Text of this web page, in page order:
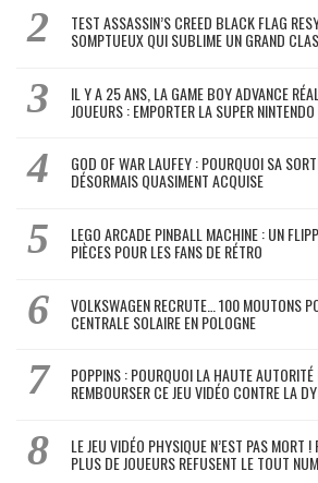
TEST ASSASSIN’S CREED BLACK FLAG
SOMPTUEUX QUI SUBLIME UN GRAND
IL Y A 25 ANS, LA GAME BOY ADVANCE
JOUEURS : EMPORTER LA SUPER
GOD OF WAR LAUFEY : POURQUOI SA
DÉSORMAIS QUASIMENT ACQUISE
LEGO ARCADE PINBALL MACHINE : UN
PIÈCES POUR LES FANS DE RÉTRO
VOLKSWAGEN RECRUTE… 100 MOUTONS
CENTRALE SOLAIRE EN POLOGNE
POPPINS : POURQUOI LA HAUTE AUTORITÉ
REMBOURSER CE JEU VIDÉO CONTRE LA
LE JEU VIDÉO PHYSIQUE N’EST PAS MORT
PLUS DE JOUEURS REFUSENT LE TOUT